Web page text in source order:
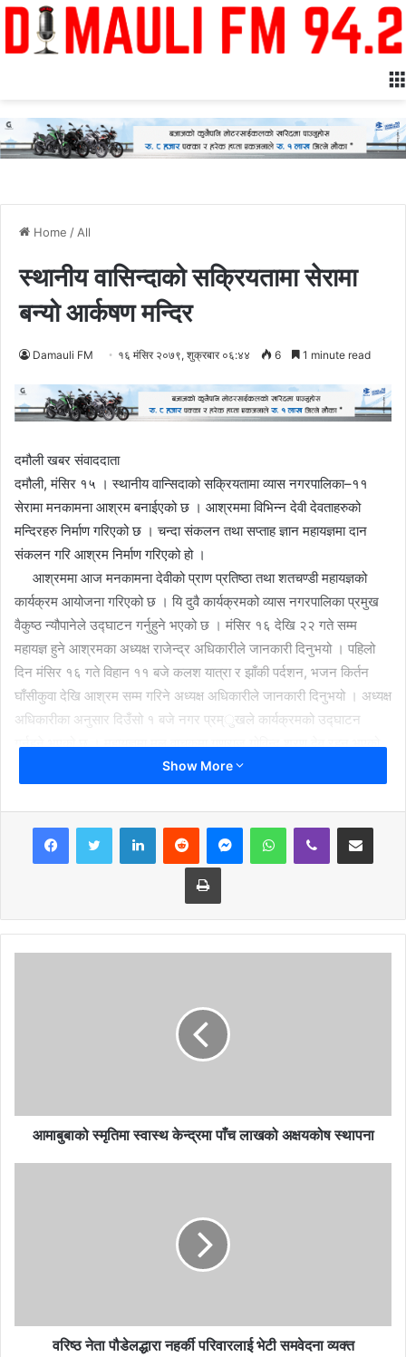
Home / All
स्थानीय वासिन्दाको सक्रियतामा सेरामा
बन्यो आर्कषण मन्दिर
Damauli FM १६ मंसिर २०७९, शुक्रबार ०६:४४ 6 1 minute read
दमौली खबर संवाददाता
दमौली, मंसिर १५ । स्थानीय वान्सिदाको सक्रियतामा व्यास नगरपालिका–११
सेरामा मनकामना आश्रम बनाईएको छ । आश्रममा विभिन्न देवी देवताहरुको
मन्दिरहरु निर्माण गरिएको छ । चन्दा संकलन तथा सप्ताह ज्ञान महायज्ञमा दान
संकलन गरि आश्रम निर्माण गरिएको हो ।
आश्रममा आज मनकामना देवीको प्राण प्रतिष्ठा तथा शतचण्डी महायज्ञको
कार्यक्रम आयोजना गरिएको छ । यि दुवै कार्यक्रमको व्यास नगरपालिका प्रमुख
वैकुष्ठ न्यौपानेले उद्घाटन गर्नुहुने भएको छ । मंसिर १६ देखि २२ गते सम्म
महायज्ञ हुने आश्रमका अध्यक्ष राजेन्द्र अधिकारीले जानकारी दिनुभयो । पहिलो
दिन मंसिर १६ गते विहान ११ बजे कलश यात्रा र झाँकी पर्दशन, भजन किर्तन
घाँसीकुवा देखि आश्रम सम्म गरिने अध्यक्ष अधिकारीले जानकारी दिनुभयो । अध्यक्ष
अधिकारीका अनुसार दिउँसो १ बजे नगर प्रम्ुखले कार्यक्रमको उद्घाटन
गर्नुहुने भएको छ । महायज्ञमा मूल वाचकमा गुणराज गोविन्द शरण देव रहनु भएको
आश्रमका सचिव कृष्ण गिरीले जानकारी दिनुभयो ।
Show More
Print
आमाबुबाको स्मृतिमा स्वास्थ केन्द्रमा पाँच लाखको अक्षयकोष स्थापना
वरिष्ठ नेता पौडेलद्धारा नहर्की परिवारलाई भेटी समवेदना व्यक्त